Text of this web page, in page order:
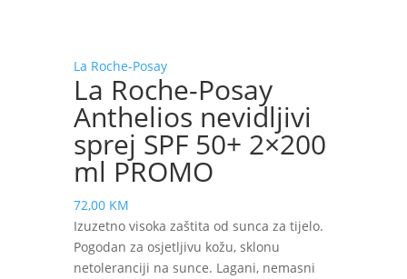
La Roche-Posay
La Roche-Posay
Anthelios nevidljivi
sprej SPF 50+ 2×200
ml PROMO
72,00 KM
Izuzetno visoka zaštita od sunca za tijelo.
Pogodan za osjetljivu kožu, sklonu
netoleranciji na sunce. Lagani, nemasni